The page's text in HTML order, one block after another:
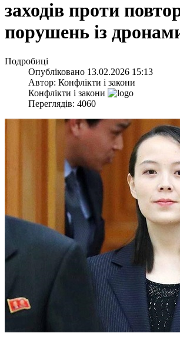
заходів проти
порушень із
Подробиці
Опубліковано 13.02.2026 15:13
Автор: Конфлікти і закони
Конфлікти і закони
Переглядів: 4060